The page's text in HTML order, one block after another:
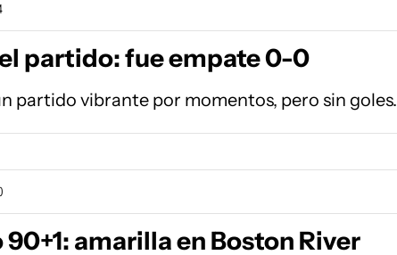
partido: fue empate 0-0
partido vibrante por momentos, pero sin goles.
amarilla en Boston River